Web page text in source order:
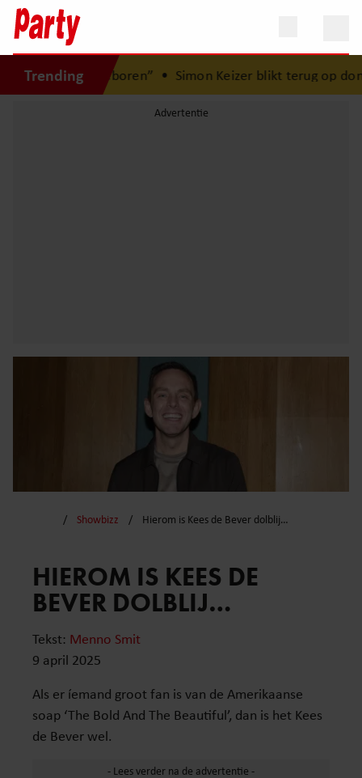
Trending
geboren”• Simon Keizer blikt terug op donkere
Showbizz Hierom is Kees de Bever dolblij…
HIEROM IS KEES DE
BEVER DOLBLIJ…
Tekst: Menno Smit
9 april 2025
Als er íemand groot fan is van de Amerikaanse
soap ‘The Bold And The Beautiful’, dan is het Kees
de Bever wel.